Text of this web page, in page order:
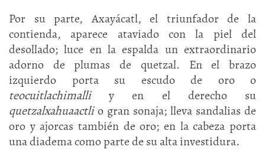
Por su parte, Axayácatl, el triunfador de la
contienda, aparece ataviado con la piel del
desollado; luce en la espalda un extraordinario
adorno de plumas de quetzal. En el brazo
izquierdo porta su escudo de oro o
teocuitlachimalliy en el derecho su
quetzalxahuaactlio gran sonaja; lleva sandalias de
oro y ajorcas también de oro; en la cabeza porta
una diadema como parte de su alta investidura.